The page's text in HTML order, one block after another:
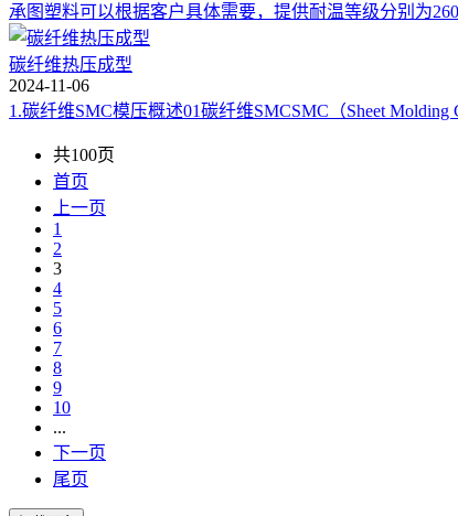
承图塑料可以根据客户具体需要，提供耐温等级分别为
碳纤维热压成型
2024-11-06
1.碳纤维SMC模压概述01碳纤维SMCSMC（Sheet Molding
共100页
首页
上一页
1
2
3
4
5
6
7
8
9
10
...
下一页
尾页